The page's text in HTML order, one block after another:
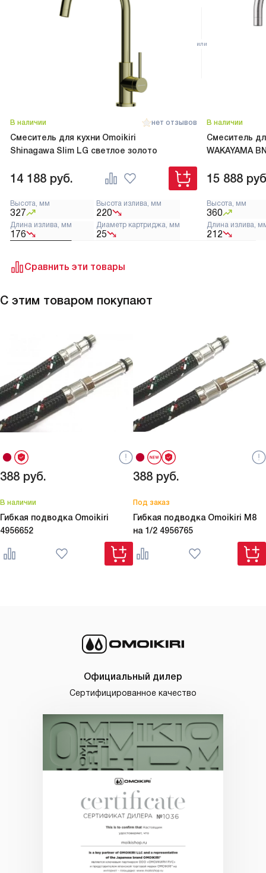
Сравнить эти товары
В наличии нет отзывов
Смеситель для кухни Omoikiri
Shinagawa Slim LG светлое золото
14 188 руб.
Высота, мм
327
Высота излива, мм
220
Длина излива, мм
176
Диаметр картриджа, мм
25
В наличии
Смеситель
WAKAYAMA
15 888
Высота, мм
360
Длина излива,
212
С этим товаром покупают
388 руб.
В наличии
Гибкая подводка Omoikiri
4956652
388 руб.
Под заказ
Гибкая подводка Omoikiri M8
на 1/2 4956765
Официальный дилер
Сертифицированное качество